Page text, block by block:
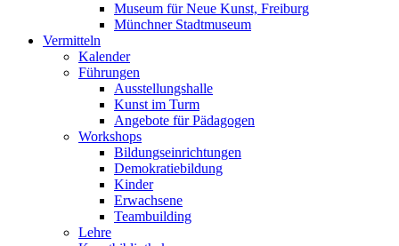
Museum für Neue Kunst, Freiburg
Münchner Stadtmuseum
Vermitteln
Kalender
Führungen
Ausstellungshalle
Kunst im Turm
Angebote für Pädagogen
Workshops
Bildungseinrichtungen
Demokratiebildung
Kinder
Erwachsene
Teambuilding
Lehre